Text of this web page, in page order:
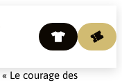
« Le courage des